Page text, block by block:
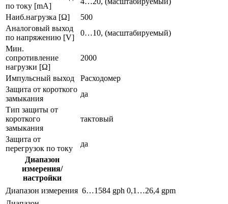
по току [mA]
Наиб.нагрузка [Ω]
500
Аналоговый выход
по напряжению [V]
0…10, (масштабируемый)
Мин.
сопротивление
нагрузки [Ω]
2000
Импульсный выход
Расходомер
Защита от короткого
замыкания
да
Тип защиты от
короткого
замыкания
тактовый
Защита от
перегрузок по току
да
Диапазон
измерения/
настройки
Диапазон измерения 6…1584 gph 0,1…26,4 gpm